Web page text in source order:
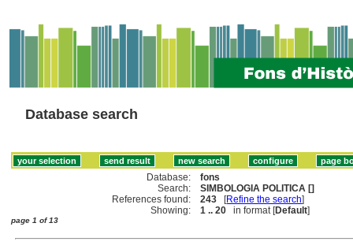
Database search
Database:
fons
Search:
SIMBOLOGIA POLITICA []
References found:
243 [Refine the search]
Showing:
1 .. 20 in format [Default]
page 1 of 13